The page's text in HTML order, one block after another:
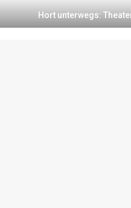
Hort unterwegs: